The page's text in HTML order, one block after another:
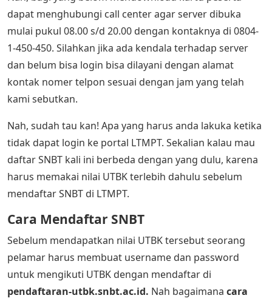
dapat menghubungi call center agar server dibuka
mulai pukul 08.00 s/d 20.00 dengan kontaknya di 0804-
1-450-450. Silahkan jika ada kendala terhadap server
dan belum bisa login bisa dilayani dengan alamat
kontak nomer telpon sesuai dengan jam yang telah
kami sebutkan.
Nah, sudah tau kan! Apa yang harus anda lakuka ketika
tidak dapat login ke portal LTMPT. Sekalian kalau mau
daftar SNBT kali ini berbeda dengan yang dulu, karena
harus memakai nilai UTBK terlebih dahulu sebelum
mendaftar SNBT di LTMPT.
Cara Mendaftar SNBT
Sebelum mendapatkan nilai UTBK tersebut seorang
pelamar harus membuat username dan password
untuk mengikuti UTBK dengan mendaftar di
pendaftaran-utbk.snbt.ac.id. Nah bagaimana cara